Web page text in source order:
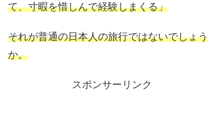
て、寸暇を惜しんで経験しまくる」
それが普通の日本人の旅行ではないでしょう
か。
スポンサーリンク